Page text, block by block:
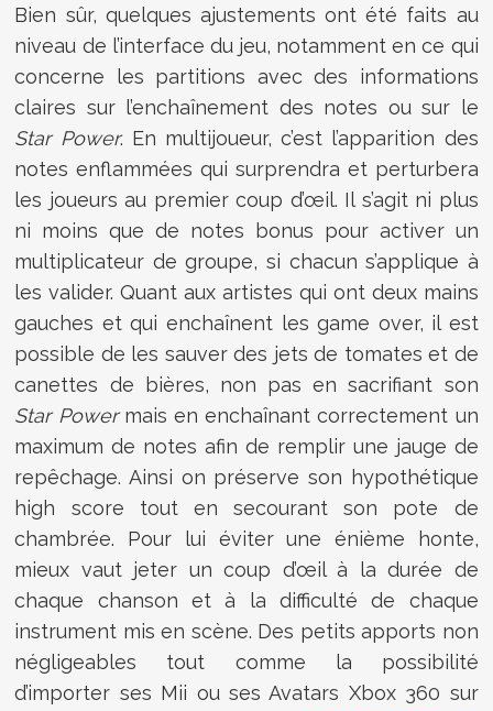
Bien sûr, quelques ajustements ont été faits au
niveau de l’interface du jeu, notamment en ce qui
concerne les partitions avec des informations
claires sur l’enchaînement des notes ou sur le
Star Power. En multijoueur, c’est l’apparition des
notes enflammées qui surprendra et perturbera
les joueurs au premier coup d’œil. Il s’agit ni plus
ni moins que de notes bonus pour activer un
multiplicateur de groupe, si chacun s’applique à
les valider. Quant aux artistes qui ont deux mains
gauches et qui enchaînent les game over, il est
possible de les sauver des jets de tomates et de
canettes de bières, non pas en sacrifiant son
Star Powermais en enchaînant correctement un
maximum de notes afin de remplir une jauge de
repêchage. Ainsi on préserve son hypothétique
high score tout en secourant son pote de
chambrée. Pour lui éviter une énième honte,
mieux vaut jeter un coup d’œil à la durée de
chaque chanson et à la difficulté de chaque
instrument mis en scène. Des petits apports non
négligeables tout comme la possibilité
d’importer ses Mii ou ses Avatars Xbox 360 sur